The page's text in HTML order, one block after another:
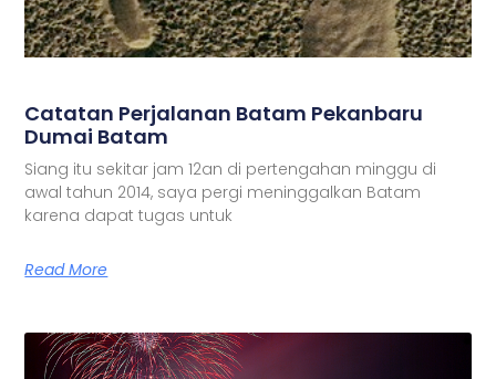
Catatan Perjalanan Batam Pekanbaru
Dumai Batam
Siang itu sekitar jam 12an di pertengahan minggu di
awal tahun 2014, saya pergi meninggalkan Batam
karena dapat tugas untuk
Read More